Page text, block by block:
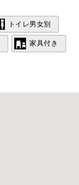
トイレ男女別
家具付き